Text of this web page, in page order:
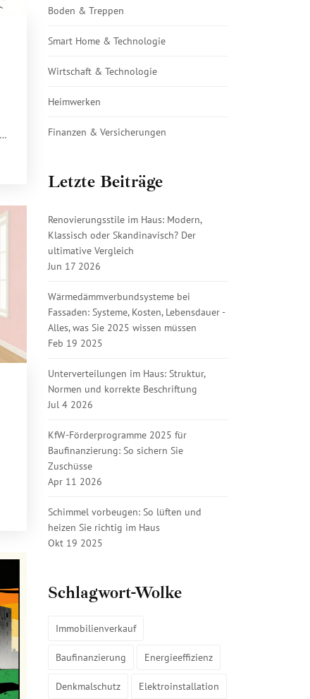
Boden & Treppen
Smart Home & Technologie
Wirtschaft & Technologie
Heimwerken
Finanzen & Versicherungen
Letzte Beiträge
Renovierungsstile im Haus: Modern,
Klassisch oder Skandinavisch? Der
ultimative Vergleich
Jun 17 2026
Wärmedämmverbundsysteme bei
Fassaden: Systeme, Kosten, Lebensdauer -
Alles, was Sie 2025 wissen müssen
Feb 19 2025
Unterverteilungen im Haus: Struktur,
Normen und korrekte Beschriftung
Jul 4 2026
KfW-Förderprogramme 2025 für
Baufinanzierung: So sichern Sie
Zuschüsse
Apr 11 2026
Schimmel vorbeugen: So lüften und
heizen Sie richtig im Haus
Okt 19 2025
Schlagwort-Wolke
Immobilienverkauf
Baufinanzierung Energieeffizienz
Denkmalschutz Elektroinstallation